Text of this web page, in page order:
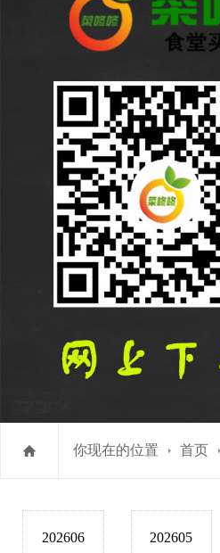
你现在的位置 首页
202606 202605